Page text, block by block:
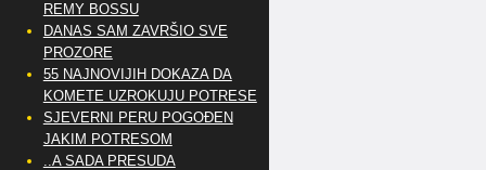
REMY BOSSU
DANAS SAM ZAVRŠIO SVE
PROZORE
55 NAJNOVIJIH DOKAZA DA
KOMETE UZROKUJU POTRESE
SJEVERNI PERU POGOĐEN
JAKIM POTRESOM
..A SADA PRESUDA